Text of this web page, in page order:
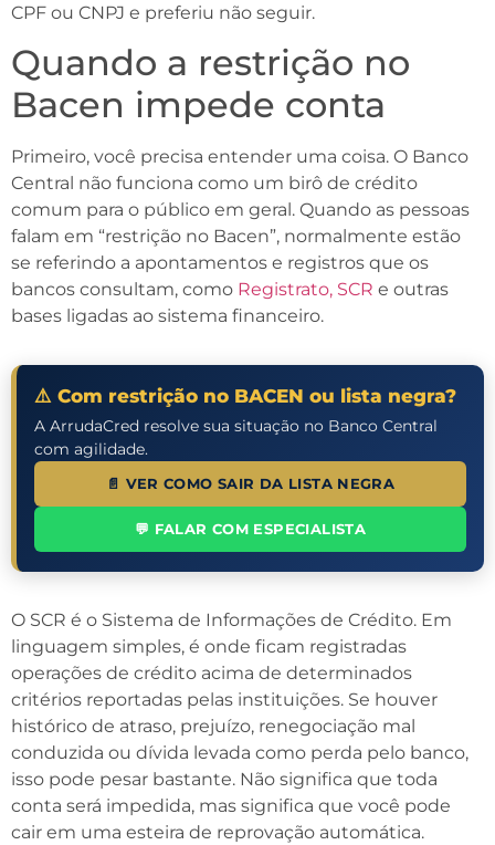
CPF ou CNPJ e preferiu não seguir.
Quando a restrição no
Bacen impede conta
Primeiro, você precisa entender uma coisa. O Banco
Central não funciona como um birô de crédito
comum para o público em geral. Quando as pessoas
falam em “restrição no Bacen”, normalmente estão
se referindo a apontamentos e registros que os
bancos consultam, como Registrato, SCR e outras
bases ligadas ao sistema financeiro.
⚠️ Com restrição no BACEN ou lista negra?
A ArrudaCred resolve sua situação no Banco Central
com agilidade.
📄 VER COMO SAIR DA LISTA NEGRA
💬 FALAR COM ESPECIALISTA
O SCR é o Sistema de Informações de Crédito. Em
linguagem simples, é onde ficam registradas
operações de crédito acima de determinados
critérios reportadas pelas instituições. Se houver
histórico de atraso, prejuízo, renegociação mal
conduzida ou dívida levada como perda pelo banco,
isso pode pesar bastante. Não significa que toda
conta será impedida, mas significa que você pode
cair em uma esteira de reprovação automática.